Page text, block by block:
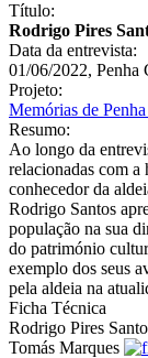
Título:
Rodrigo Pires
Data da entrevista:
01/06/2022, Penha
Projeto:
Memórias de
Resumo:
Ao longo da
relacionadas com a
conhecedor da
Rodrigo Santos
população na sua
do património
exemplo dos seus
pela aldeia na
Ficha Técnica
Rodrigo Pires
Tomás Marques